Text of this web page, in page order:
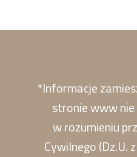
*Informacje
stronie www
w rozumieniu
Cywilnego (Dz.U.